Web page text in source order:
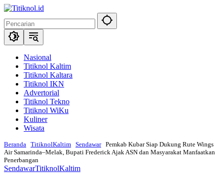
Langsung
konten
Nasional
Titiknol Kaltim
Titiknol Kaltara
Titiknol IKN
Advertorial
Titiknol Tekno
Titiknol WiKu
Kuliner
Wisata
Beranda TitiknolKaltim Sendawar Pemkab Kubar Siap Dukung Rute Wings
Air Samarinda–Melak, Bupati Frederick Ajak ASN dan Masyarakat Manfaatkan
Penerbangan
SendawarTitiknolKaltim